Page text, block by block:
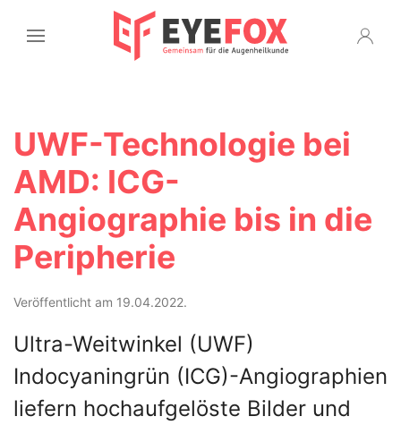
UWF-Technologie bei
AMD: ICG-
Angiographie bis in die
Peripherie
Veröffentlicht am 19.04.2022.
Ultra-Weitwinkel (UWF)
Indocyaningrün (ICG)-Angiographien
liefern hochaufgelöste Bilder und